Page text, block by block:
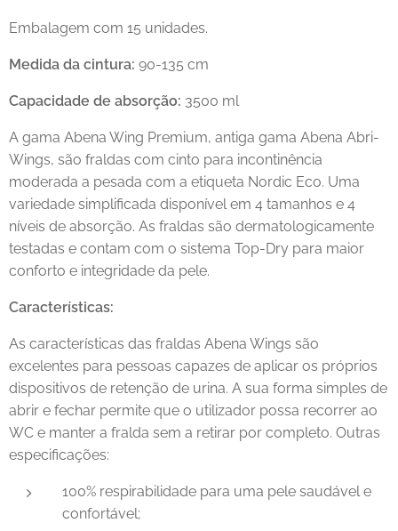
Embalagem com 15 unidades.
Medida da cintura: 90-135 cm
Capacidade de absorção: 3500 ml
A gama Abena Wing Premium, antiga gama Abena Abri-
Wings, são fraldas com cinto para incontinência
moderada a pesada com a etiqueta Nordic Eco. Uma
variedade simplificada disponível em 4 tamanhos e 4
níveis de absorção. As fraldas são dermatologicamente
testadas e contam com o sistema Top-Dry para maior
conforto e integridade da pele.
Características:
As características das fraldas Abena Wings são
excelentes para pessoas capazes de aplicar os próprios
dispositivos de retenção de urina. A sua forma simples de
abrir e fechar permite que o utilizador possa recorrer ao
WC e manter a fralda sem a retirar por completo. Outras
especificações:
100% respirabilidade para uma pele saudável e
confortável;